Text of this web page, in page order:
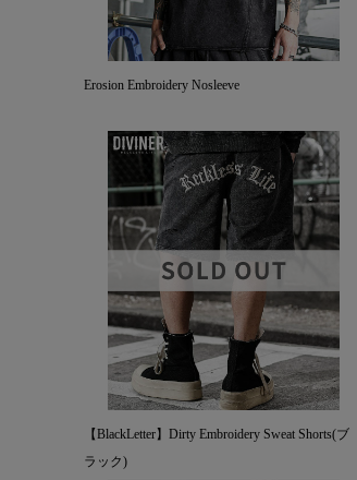
Erosion Embroidery Nosleeve
【BlackLetter】Dirty Embroidery Sweat Shorts(ブ
ラック)